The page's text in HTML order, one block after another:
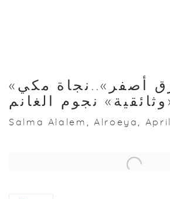
«أحمر أزرق أصفر»..نجاة مكي
نجوم الغانم
Salma Alalem, Alroeya, April
Open a larger version of the following image